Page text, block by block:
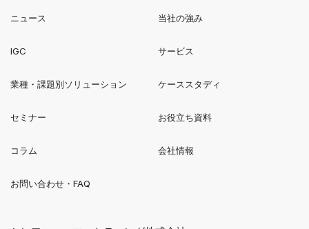
ニュース 当社の強み
IGC サービス
業種・課題別ソリューション ケーススタディ
セミナー お役立ち資料
コラム 会社情報
お問い合わせ・FAQ